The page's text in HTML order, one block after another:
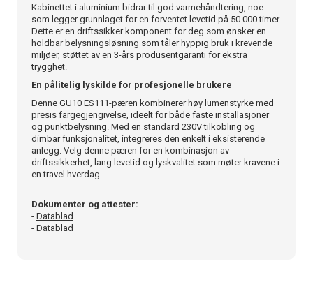
Kabinettet i aluminium bidrar til god varmehåndtering, noe
som legger grunnlaget for en forventet levetid på 50 000 timer.
Dette er en driftssikker komponent for deg som ønsker en
holdbar belysningsløsning som tåler hyppig bruk i krevende
miljøer, støttet av en 3-års produsentgaranti for ekstra
trygghet.
En pålitelig lyskilde for profesjonelle brukere
Denne GU10 ES111-pæren kombinerer høy lumenstyrke med
presis fargegjengivelse, ideelt for både faste installasjoner
og punktbelysning. Med en standard 230V tilkobling og
dimbar funksjonalitet, integreres den enkelt i eksisterende
anlegg. Velg denne pæren for en kombinasjon av
driftssikkerhet, lang levetid og lyskvalitet som møter kravene i
en travel hverdag.
Dokumenter og attester:
- Datablad
- Datablad